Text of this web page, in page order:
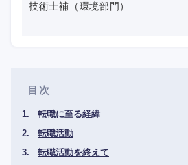
技術士補（環境部門）
目次
転職に至る経緯
転職活動
転職活動を終えて